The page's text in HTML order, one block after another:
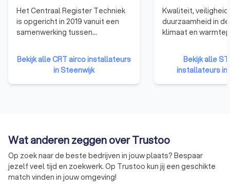
op eerlijke en transparante reviews van andere klanten.
Vraag direct offertes aan en geniet deze zomer van een
heerlijke koele leefruimte.
Het Centraal Register Techniek
is opgericht in 2019 vanuit een
samenwerking tussen
Techniek Nederland, vakbonden
CNV vakmensen en FNV Metaal,
brancheorganisatie NVKL
(luchtbehandeling en
helpen om betrouwbare
informatie beschikbaar te maken
over vakmanschap in de
installatietechniek. Wij doen dat
voor een deel zelf met onze
Bekijk alle CRT airco installateurs
in Steenwijk
Kwaliteit, veiligheid
duurzaamheid in
klimaat en
1992 maken wij
(in)directe
koudetechniek
Wij zijn er voor alle
eigenaren /
koelinstallaties en
Ons werk kent drie
bedrijfscertificaten
Bekijk alle
installateurs in
Wat anderen zeggen over Trustoo
Op zoek naar de beste bedrijven in jouw plaats? Bespaar
jezelf veel tijd en zoekwerk. Op Trustoo kun jij een geschikte
match vinden in jouw omgeving!